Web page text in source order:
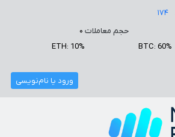
۱۷۴
حجم معاملات ۰
BTC: 60%
ETH: 10%
ورود یا نام‌نویسی